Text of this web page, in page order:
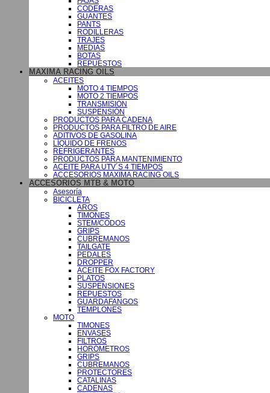
CODERAS
GUANTES
PANTS
RODILLERAS
TRAJES
MEDIAS
BOTAS
REPUESTOS
MAXIMA RACING OILS
ACEITES
MOTO 4 TIEMPOS
MOTO 2 TIEMPOS
TRANSMISIÓN
SUSPENSIÓN
PRODUCTOS PARA CADENA
PRODUCTOS PARA FILTRO DE AIRE
ADITIVOS DE GASOLINA
LÍQUIDO DE FRENOS
REFRIGERANTES
PRODUCTOS PARA MANTENIMIENTO
ACEITE PARA UTV´S 4 TIEMPOS
ACCESORIOS MAXIMA RACING OILS
ACCESORIOS MTB & MOTO
Asesoría
BICICLETA
AROS
TIMONES
STEM/CODOS
GRIPS
CUBREMANOS
TAILGATE
PEDALES
DROPPER
ACEITE FOX FACTORY
PLATOS
SUSPENSIONES
REPUESTOS
GUARDAFANGOS
TEMPLONES
MOTO
TIMONES
ENVASES
FILTROS
HORÓMETROS
GRIPS
CUBREMANOS
PROTECTORES
CATALINAS
CADENAS